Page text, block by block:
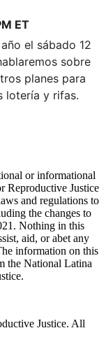
ET
el sábado 12
sobre
planes para
lotería y rifas.
or informational
Reproductive Justice
and regulations to
the changes to
Nothing in this
aid, or abet any
information on this
the National Latina
Justice. All